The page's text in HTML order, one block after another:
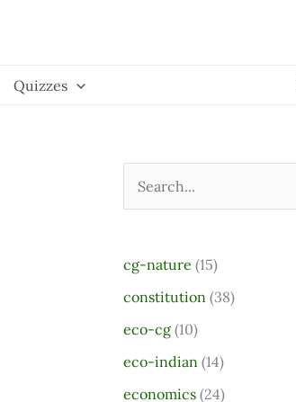
Quizzes
c
h
f
o
cg-nature (15)
constitution (38)
eco-cg(10)
eco-indian (14)
economics(24)